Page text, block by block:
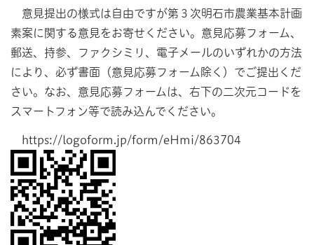
意見提出の様式は自由ですが第３次明石市農業基本計画
素案に関する意見をお寄せください。意見応募フォーム、
郵送、持参、ファクシミリ、電子メールのいずれかの方法
により、必ず書面（意見応募フォーム除く）でご提出くだ
さい。なお、意見応募フォームは、右下の二次元コードを
スマートフォン等で読み込んでください。
https://logoform.jp/form/eHmi/863704